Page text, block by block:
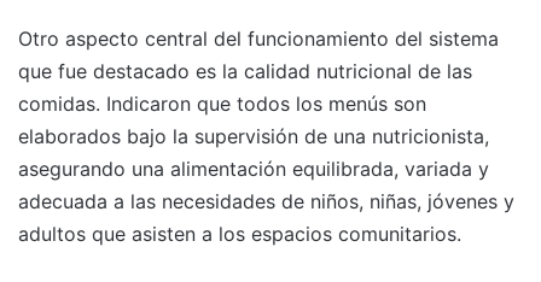
Otro aspecto central del funcionamiento del sistema
que fue destacado es la calidad nutricional de las
comidas. Indicaron que todos los menús son
elaborados bajo la supervisión de una nutricionista,
asegurando una alimentación equilibrada, variada y
adecuada a las necesidades de niños, niñas, jóvenes y
adultos que asisten a los espacios comunitarios.